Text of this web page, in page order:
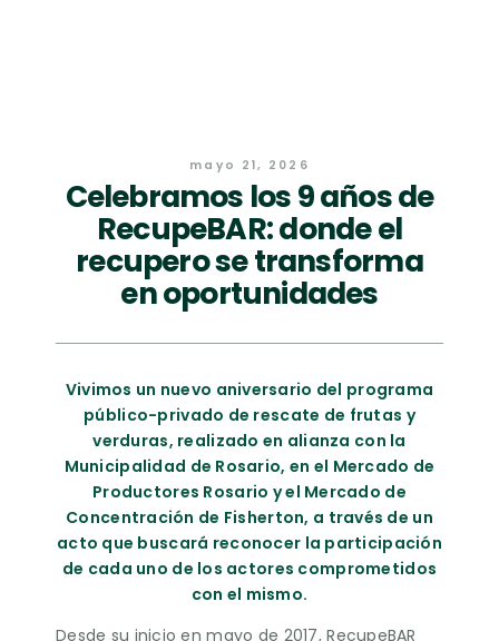
mayo 21, 2026
Celebramos los 9 años de
RecupeBAR: donde el
recupero se transforma
en oportunidades
Vivimos un nuevo aniversario del programa
público-privado de rescate de frutas y
verduras, realizado en alianza con la
Municipalidad de Rosario, en el Mercado de
Productores Rosario y el Mercado de
Concentración de Fisherton, a través de un
acto que buscará reconocer la participación
de cada uno de los actores comprometidos
con el mismo.
Desde su inicio en mayo de 2017, RecupeBAR